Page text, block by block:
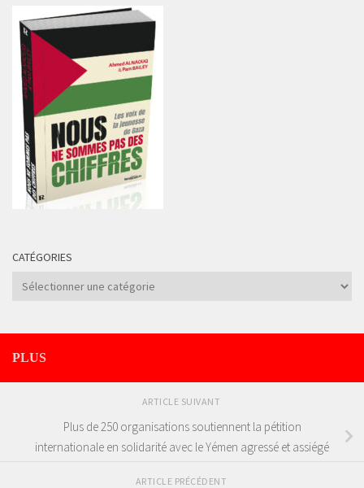
CATÉGORIES
Catégories
PLUS
ARTICLE SUIVANT
Plus de 250 organisations soutiennent la pétition
internationale en solidarité avec le Yémen agressé et assiégé
ARTICLE PRÉCÉDENT